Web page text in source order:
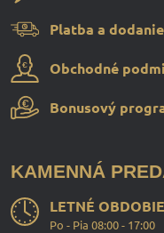
Platba a dodanie
Obchodné
Bonusový
KAMENNÁ
LETNÉ OBDOBIE
Po - Pia 08:00 - 17:00